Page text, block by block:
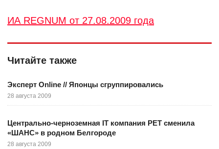
ИА REGNUM от 27.08.2009 года
Читайте также
Эксперт Online // Японцы сгруппировались
28 августа 2009
Центрально-черноземная IT компания РЕТ сменила
«ШАНС» в родном Белгороде
28 августа 2009